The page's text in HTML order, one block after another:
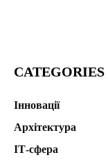
CATEGORIES
Інновації
Архітектура
ІТ-сфера